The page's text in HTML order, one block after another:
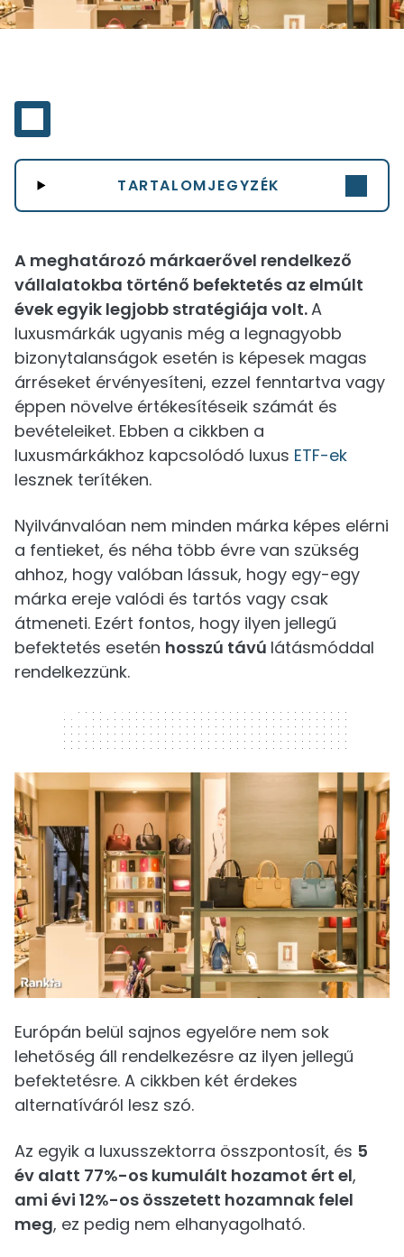
TARTALOMJEGYZÉK
A meghatározó márkaerővel rendelkező
vállalatokba történő befektetés az elmúlt
évek egyik legjobb stratégiája volt.A
luxusmárkák ugyanis még a legnagyobb
bizonytalanságok esetén is képesek magas
árréseket érvényesíteni, ezzel fenntartva vagy
éppen növelve értékesítéseik számát és
bevételeiket. Ebben a cikkben a
luxusmárkákhoz kapcsolódó luxus ETF-ek
lesznek terítéken.
Nyilvánvalóan nem minden márka képes elérni
a fentieket, és néha több évre van szükség
ahhoz, hogy valóban lássuk, hogy egy-egy
márka ereje valódi és tartós vagy csak
átmeneti. Ezért fontos, hogy ilyen jellegű
befektetés esetén hosszú távú látásmóddal
rendelkezzünk.
320 x 50
Európán belül sajnos egyelőre nem sok
lehetőség áll rendelkezésre az ilyen jellegű
befektetésre. A cikkben két érdekes
alternatíváról lesz szó.
Az egyik a luxusszektorra összpontosít, és 5
év alatt 77%-os kumulált hozamot ért el,
ami évi 12%-os összetett hozamnak felel
meg, ez pedig nem elhanyagolható.